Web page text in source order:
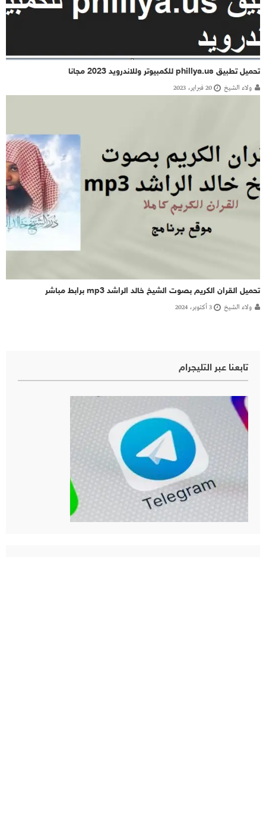
تحميل تطبيق phillya.us للكمبيوتر وللاندرويد 2023 مجانا
ولاء الشيخ 20 فبراير، 2023
تحميل القران الكريم بصوت الشيخ خالد الراشد mp3 برابط مباشر
ولاء الشيخ 3 أكتوبر، 2024
تابعنا عبر التليجرام